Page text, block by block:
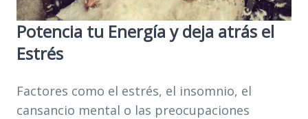
Potencia tu Energía y deja atrás el
Estrés
Factores como el estrés, el insomnio, el
cansancio mental o las preocupaciones